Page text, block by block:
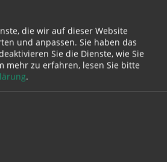
zurück
die wir auf dieser Website
und anpassen. Sie haben das
Sie die Dienste, wie Sie
mehr zu erfahren, lesen Sie bitte
.